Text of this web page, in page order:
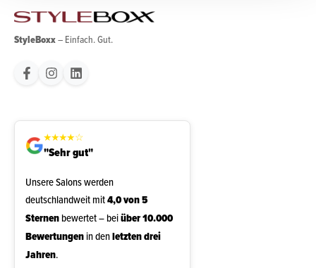
StyleBoxx– Einfach. Gut.
★★★★☆
"Sehr gut"
Unsere Salons werden
deutschlandweit mit4,0 von 5
Sternenbewertet – beiüber 10.000
Bewertungenin denletzten drei
Jahren.